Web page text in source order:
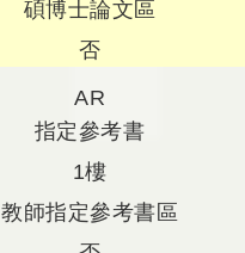
碩博士論文區
否
AR
指定參考書
1樓
教師指定參考書區